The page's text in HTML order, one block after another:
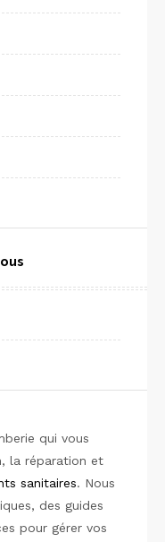
qui vous
la réparation et
sanitaires. Nous
des guides
pour gérer vos